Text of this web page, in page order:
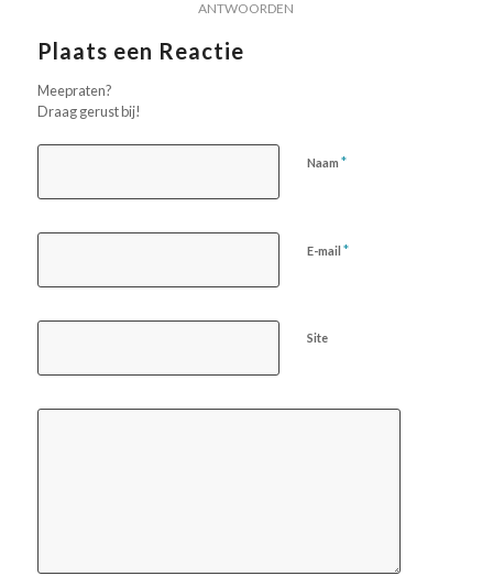
ANTWOORDEN
Plaats een Reactie
Meepraten?
Draag gerust bij!
Naam *
E-mail *
Site